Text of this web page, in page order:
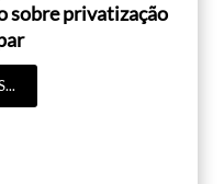
sobre privatização